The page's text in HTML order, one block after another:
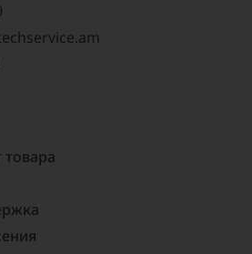
товара